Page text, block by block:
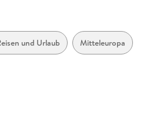
und Urlaub Mitteleuropa